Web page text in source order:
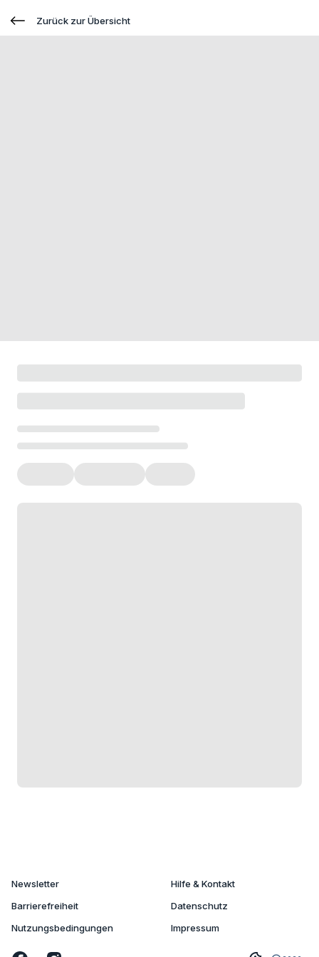
Zurück zur Übersicht
Newsletter
Hilfe & Kontakt
Barrierefreiheit
Datenschutz
Nutzungsbedingungen
Impressum